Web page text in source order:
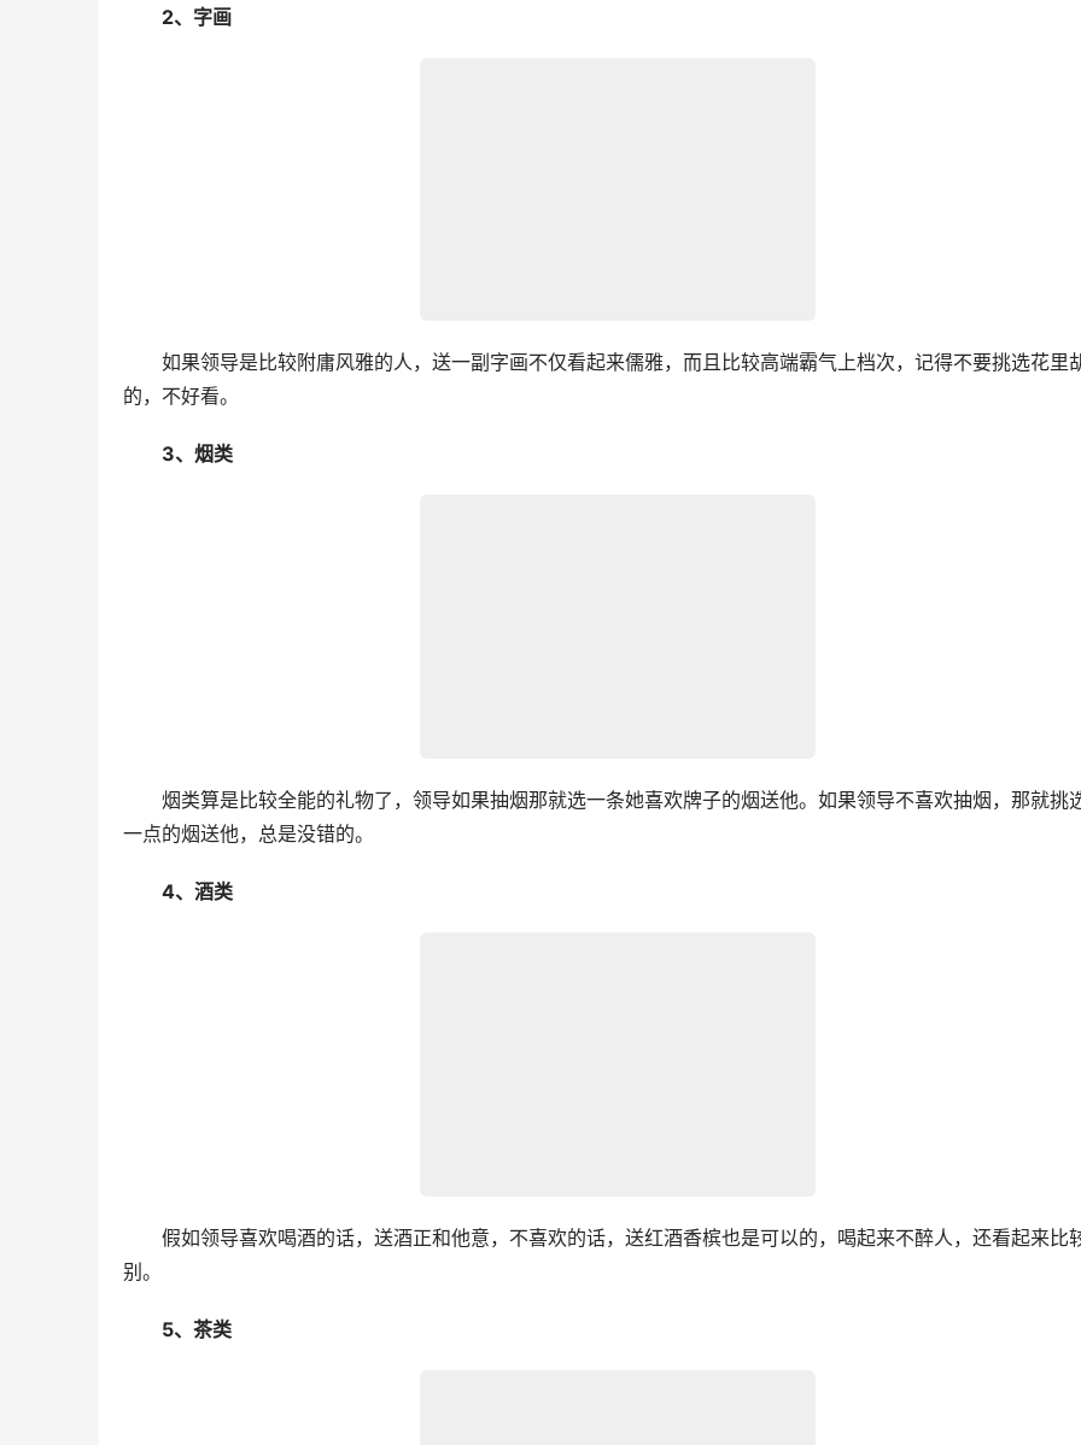
2、字画
如果领导是比较附庸风雅的人，送一副字画不仅看起来儒雅，而且比较高端霸气上档次，记得不要挑选花里
的，不好看。
3、烟类
烟类算是比较全能的礼物了，领导如果抽烟那就选一条她喜欢牌子的烟送他。如果领导不喜欢抽烟，那就挑
一点的烟送他，总是没错的。
4、酒类
假如领导喜欢喝酒的话，送酒正和他意，不喜欢的话，送红酒香槟也是可以的，喝起来不醉人，还看起来比
别。
5、茶类